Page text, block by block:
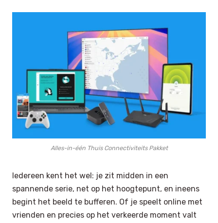
Alles-in-één Thuis Connectiviteits Pakket
Iedereen kent het wel: je zit midden in een
spannende serie, net op het hoogtepunt, en ineens
begint het beeld te bufferen. Of je speelt online met
vrienden en precies op het verkeerde moment valt